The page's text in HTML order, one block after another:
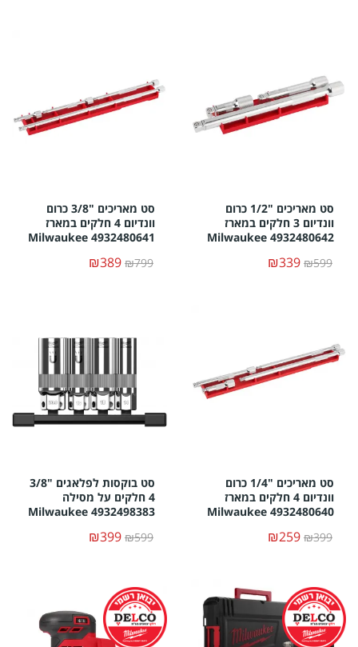
סט מאריכים "1/2 כרום
וונדיום 3 חלקים במארז
Milwaukee 4932480642
₪599
₪339
סט מאריכים "3/8 כרום
וונדיום 4 חלקים במארז
Milwaukee 4932480641
₪799
₪389
סט מאריכים "1/4 כרום
וונדיום 4 חלקים במארז
Milwaukee 4932480640
₪399
₪259
סט בוקסות לפלאגים "3/8
4 חלקים על מסילה
Milwaukee 4932498383
₪599
₪399